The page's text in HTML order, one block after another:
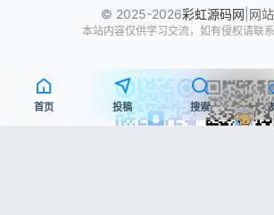
© 2025-2026彩虹源码网 网
本站内容仅供学习交流，如有侵权请联
首页 投稿 搜索